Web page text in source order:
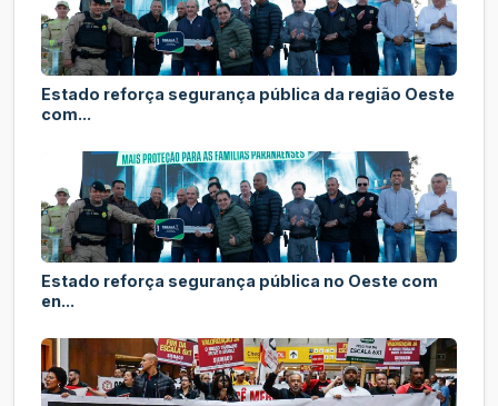
Estado reforça segurança pública da região Oeste
com...
Estado reforça segurança pública no Oeste com
en...